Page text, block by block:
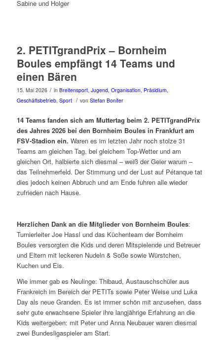
Sabine und Holger
2. PETITgrandPrix – Bornheim
Boules empfängt 14 Teams und
einen Bären
15. Mai 2026 / in Breitensport, Jugend, Organisation, Präsidium,
Geschäftsbetrieb, Sport / von Stefan Bonifer
14 Teams fanden sich am Muttertag beim 2. PETITgrandPrix
des Jahres 2026 bei den Bornheim Boules in Frankfurt am
FSV-Stadion ein. Waren es im letzten Jahr noch stolze 31
Teams am gleichen Tag, bei gleichem Top-Wetter und am
gleichen Ort, halbierte sich diesmal – weiß der Geier warum –
das Teilnehmerfeld. Der Stimmung und der Lust auf Pétanque tat
dies jedoch keinen Abbruch und am Ende fuhren alle wieder
zufrieden nach Hause.
Herzlichen Dank an die Mitglieder von Bornheim Boules:
Turnierleiter Joe Hassl und das Küchenteam der Bornheim
Boules versorgten die Kids und deren Mitspielende und Betreuer
und Eltern mit leckeren Nudeln & Soße sowie Würstchen,
Kuchen und Eis.
Wie immer gab es Neulinge: Thibaud, Austauschschüler aus
Frankreich im Bereich der PETITs sowie Peter Weise und Luka
Day als neue Granden. Es ist immer schön mit anzusehen, dass
sehr gute erwachsene Spieler ihre langjährige Erfahrung an die
Kids weitergeben: mit Peter und Anna Neubauer waren diesmal
zwei Bundesligaspieler am Start.